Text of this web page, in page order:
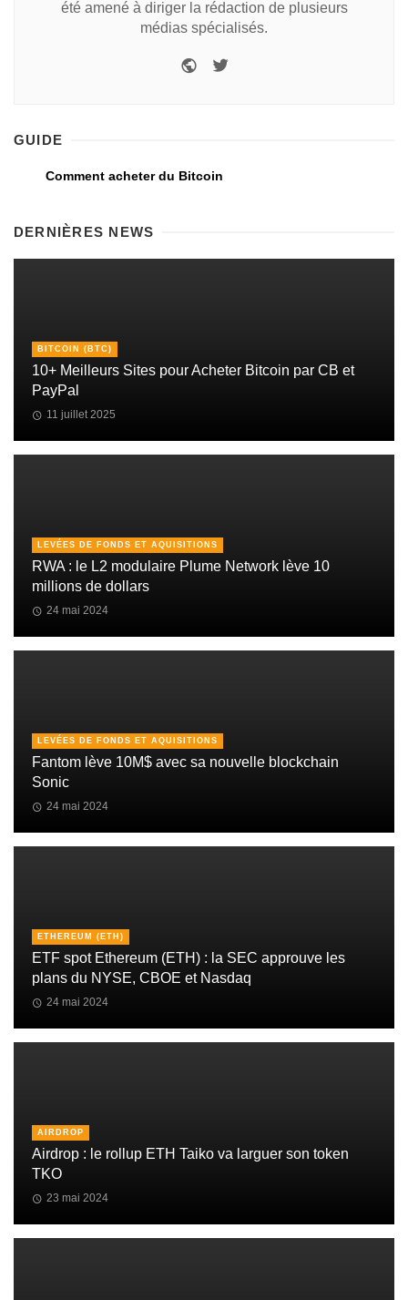
été amené à diriger la rédaction de plusieurs
médias spécialisés.
GUIDE
Comment acheter du Bitcoin
DERNIÈRES NEWS
BITCOIN (BTC)
10+ Meilleurs Sites pour Acheter Bitcoin par CB et
PayPal
11 juillet 2025
LEVÉES DE FONDS ET AQUISITIONS
RWA : le L2 modulaire Plume Network lève 10
millions de dollars
24 mai 2024
LEVÉES DE FONDS ET AQUISITIONS
Fantom lève 10M$ avec sa nouvelle blockchain
Sonic
24 mai 2024
ETHEREUM (ETH)
ETF spot Ethereum (ETH) : la SEC approuve les
plans du NYSE, CBOE et Nasdaq
24 mai 2024
AIRDROP
Airdrop : le rollup ETH Taiko va larguer son token
TKO
23 mai 2024